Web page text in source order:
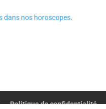
dans nos horoscopes.
Politique de confidentialité